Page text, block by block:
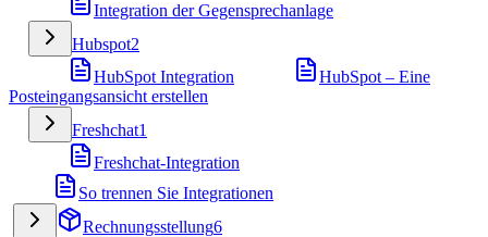
Integration der Gegensprechanlage
Hubspot2
HubSpot Integration
HubSpot – Eine
Posteingangsansicht erstellen
Freshchat1
Freshchat-Integration
So trennen Sie Integrationen
Rechnungsstellung6